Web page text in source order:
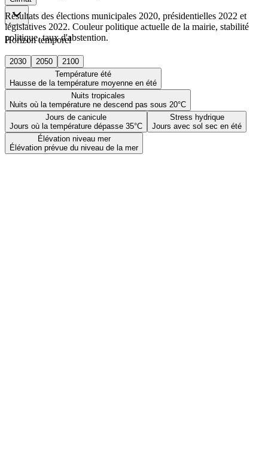
Horizon temporel
2030 2050
2100
Température été
Hausse de la température moyenne en été
Nuits tropicales
Nuits où la température ne descend pas sous 20°C
Jours de canicule
Jours où la température dépasse 35°C
Stress hydrique
Jours avec sol sec en été
Élévation niveau mer
Élévation prévue du niveau de la mer
Résultats des élections municipales 2020, présidentielles 2022 et
législatives 2022. Couleur politique actuelle de la mairie, stabilité
politique, taux d'abstention.